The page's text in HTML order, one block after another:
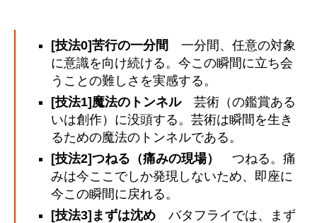
[技法0]苦行の一分間 一分間、任意の対象
に意識を向け続ける。今この瞬間に立ち会
うことの難しさを実感する。
[技法1]魔法のトンネル芸術（の鑑賞ある
いは創作）に没頭する。芸術は瞬間を生き
るための魔法のトンネルである。
[技法2]つねる（痛みの現場）
つねる。痛
みは今ここでしか発現しないため、即座に
今この瞬間に戻れる。
[技法3]まずは沈め バタフライでは、まず